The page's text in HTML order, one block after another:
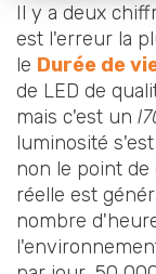
Il y a deux
est l'erreur la
le Durée de
de LED de
mais c'est un
luminosité
non le point de
réelle est
nombre